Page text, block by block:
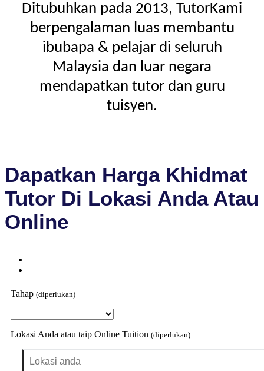
Ditubuhkan pada 2013, TutorKami
berpengalaman luas membantu
ibubapa & pelajar di seluruh
Malaysia dan luar negara
mendapatkan tutor dan guru
tuisyen.
Dapatkan Harga Khidmat
Tutor Di Lokasi Anda Atau
Online
Tahap (diperlukan)
Lokasi Anda atau taip Online Tuition (diperlukan)